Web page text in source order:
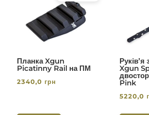
Планка Xgun
Picatinny Rail на ПМ
Оцінено в
5.00
з 5
2340,0 грн
Руків’я
Xgun
Pink
5220,0